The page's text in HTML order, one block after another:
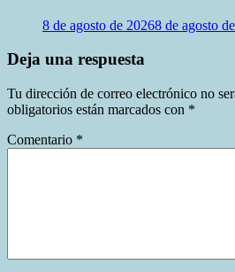
8 de agosto de 20268 de agosto
Deja una respuesta
Tu dirección de correo electrónico no
obligatorios están marcados con *
Comentario *